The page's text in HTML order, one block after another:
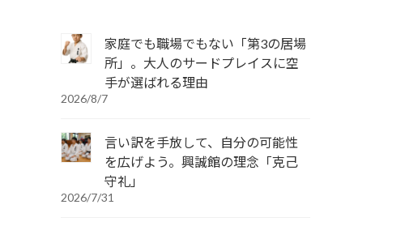
家庭でも職場でもない「第3の居場
所」。大人のサードプレイスに空
手が選ばれる理由
2026/8/7
言い訳を手放して、自分の可能性
を広げよう。興誠館の理念「克己
守礼」
2026/7/31